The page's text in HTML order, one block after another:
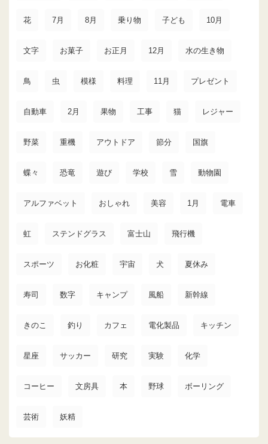
花 7月 8月 乗り物 子ども 10月
文字 お菓子 お正月 12月 水の生き物
鳥 虫 模様 料理 11月 プレゼント
自動車 2月 果物 工事 猫 レジャー
野菜 重機 アウトドア 節分 国旗
蝶々 恐竜 遊び 学校 雪 動物園
アルファベット おしゃれ 美容 1月 電車
虹 ステンドグラス 富士山 飛行機
スポーツ お化粧 宇宙 犬 夏休み
寿司 数字 キャンプ 風船 新幹線
きのこ 釣り カフェ 電化製品 キッチン
星座 サッカー 研究 実験 化学
コーヒー 文房具 本 野球 ボーリング
芸術 妖精